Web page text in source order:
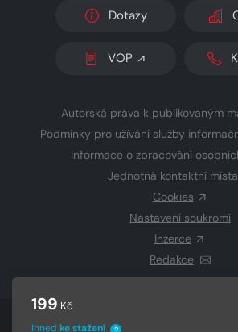
199 Kč
Ihned ke stažení
Dotazy
VOP
Autorská práva k publikovaným
Podmínky pro užívání služby
Informace o zpracování
Jednotná kontaktní místa
Cookies
Nastavení soukromí
Inzerce
Redakce
© 2026 Copyright CZECH NEWS